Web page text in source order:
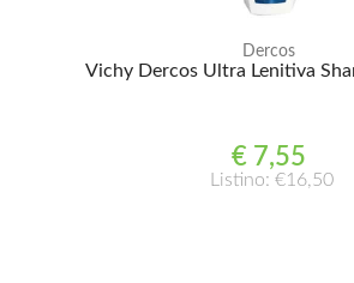
Dercos
Vichy Dercos Ultra Lenitiva
€ 7,55
Listino: €16,50